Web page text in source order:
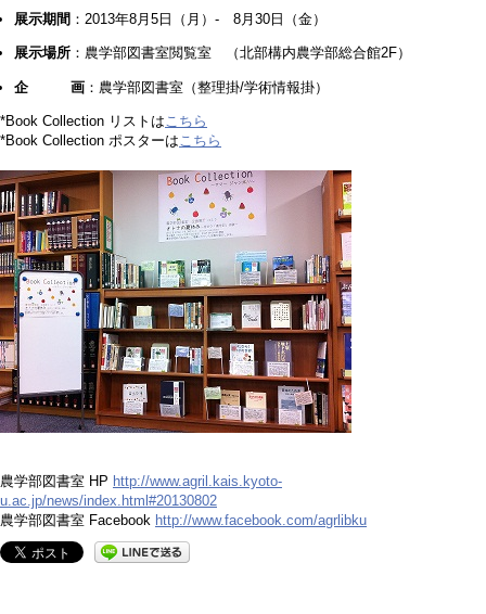
展示期間 ：2013年8月5日（月）- 8月30日（金）
展示場所 ：農学部図書室閲覧室 （北部構内農学部総合館2F）
企 画 ：農学部図書室（整理掛/学術情報掛）
*Book Collection リストはこちら
*Book Collection ポスターはこちら
農学部図書室 HP http://www.agril.kais.kyoto-
u.ac.jp/news/index.html#20130802
農学部図書室 Facebook http://www.facebook.com/agrlibku